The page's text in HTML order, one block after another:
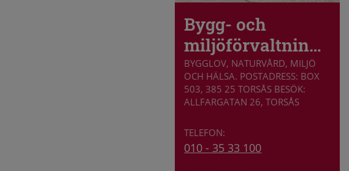
Bygg- och
miljöförvaltningen
BYGGLOV, NATURVÅRD, MILJÖ
OCH HÄLSA. POSTADRESS: BOX
503, 385 25 TORSÅS BESÖK:
ALLFARGATAN 26, TORSÅS
010 - 35 33 100